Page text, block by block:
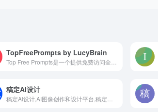
TopFreePrompts by LucyBrain
稿定AI设计